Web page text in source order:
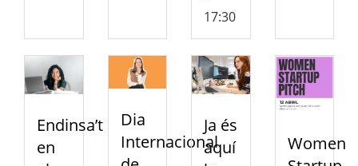
17:30
Endinsa’t
en
Dia
Internacional
Ja és
aquí
Women